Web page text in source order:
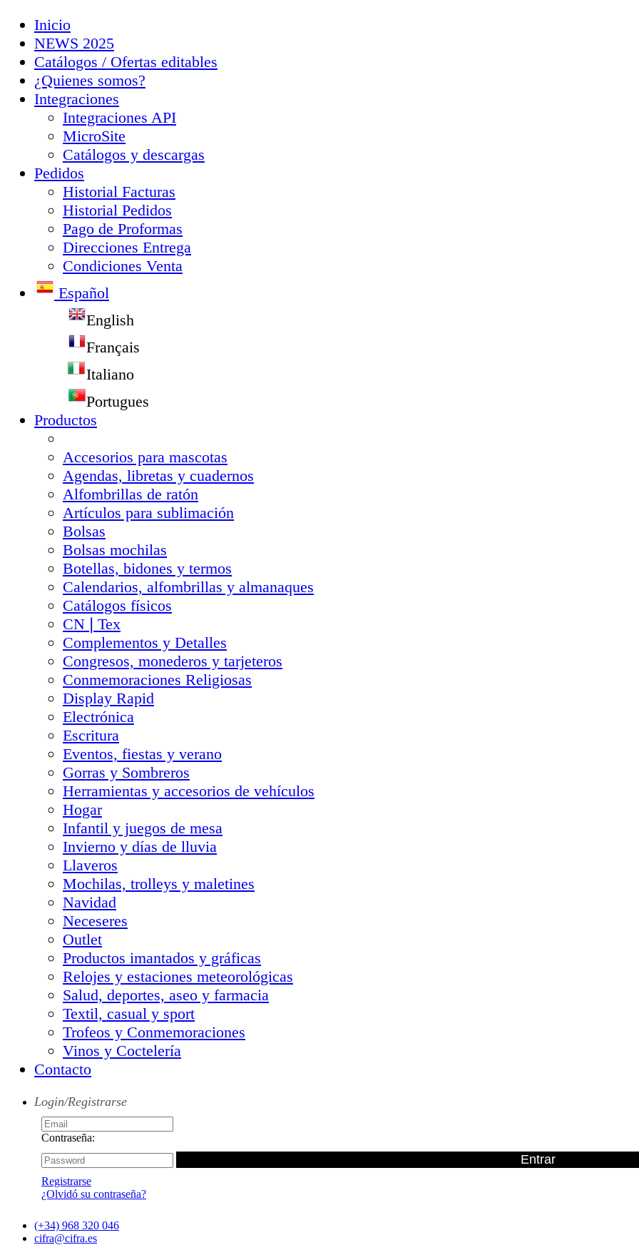
Inicio
NEWS 2025
Catálogos / Ofertas editables
¿Quienes somos?
Integraciones
Integraciones API
MicroSite
Catálogos y descargas
Pedidos
Historial Facturas
Historial Pedidos
Pago de Proformas
Direcciones Entrega
Condiciones Venta
Español
English
Français
Italiano
Portugues
Productos
Accesorios para mascotas
Agendas, libretas y cuadernos
Alfombrillas de ratón
Artículos para sublimación
Bolsas
Bolsas mochilas
Botellas, bidones y termos
Calendarios, alfombrillas y almanaques
Catálogos físicos
CN❘Tex
Complementos y Detalles
Congresos, monederos y tarjeteros
Conmemoraciones Religiosas
Display Rapid
Electrónica
Escritura
Eventos, fiestas y verano
Gorras y Sombreros
Herramientas y accesorios de vehículos
Hogar
Infantil y juegos de mesa
Invierno y días de lluvia
Llaveros
Mochilas, trolleys y maletines
Navidad
Neceseres
Outlet
Productos imantados y gráficas
Relojes y estaciones meteorológicas
Salud, deportes, aseo y farmacia
Textil, casual y sport
Trofeos y Conmemoraciones
Vinos y Coctelería
Contacto
Login/Registrarse
Contraseña:
Registrarse
¿Olvidó su contraseña?
(+34) 968 320 046
cifra@cifra.es